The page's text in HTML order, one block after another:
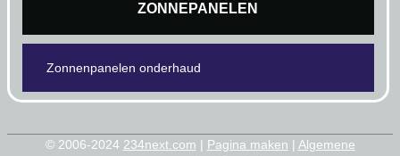
ZONNEPANELEN
Zonnenpanelen onderhaud
© 2006-2024 234next.com | Pagina maken | Algemene